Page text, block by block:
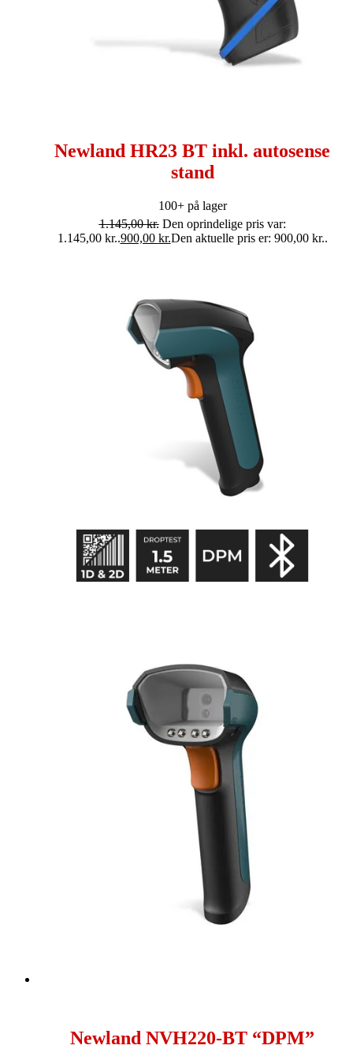
Newland HR23 BT inkl. autosense
stand
100+ på lager
1.145,00kr. Den oprindelige pris var:
1.145,00 kr..900,00 kr.Den aktuelle pris er: 900,00 kr..
Newland NVH220-BT “DPM”